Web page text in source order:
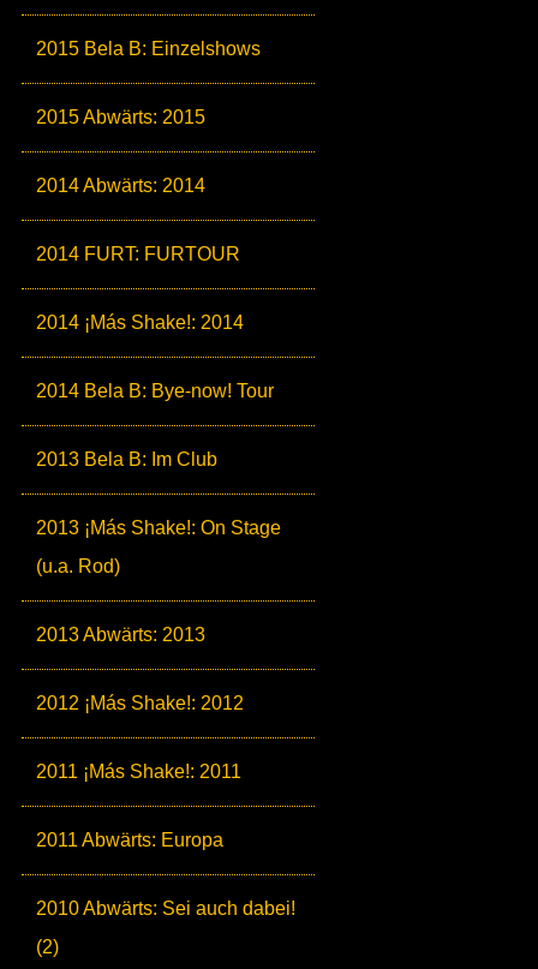
2015 Bela B: Einzelshows
2015 Abwärts: 2015
2014 Abwärts: 2014
2014 FURT: FURTOUR
2014 ¡Más Shake!: 2014
2014 Bela B: Bye-now! Tour
2013 Bela B: Im Club
2013 ¡Más Shake!: On Stage
(u.a. Rod)
2013 Abwärts: 2013
2012 ¡Más Shake!: 2012
2011 ¡Más Shake!: 2011
2011 Abwärts: Europa
2010 Abwärts: Sei auch dabei!
(2)